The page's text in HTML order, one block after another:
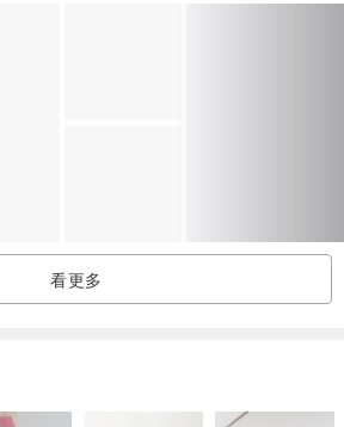
看更多